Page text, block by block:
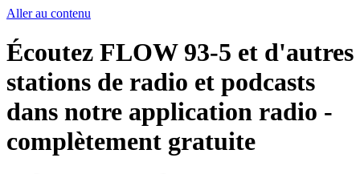
Aller au contenu
Écoutez FLOW 93-5 et d'autres
stations de radio et podcasts
dans notre application radio -
complètement gratuite